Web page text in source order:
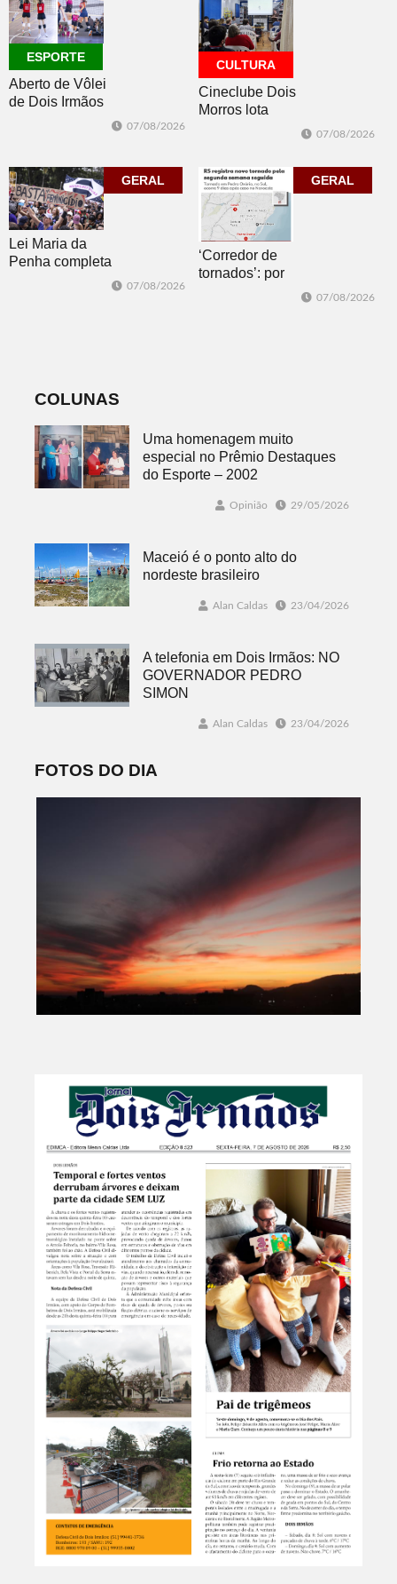
ESPORTE
Aberto de Vôlei
de Dois Irmãos
jogos
07/08/2026
CULTURA
Cineclube Dois
Morros lota
corpo que cai”
07/08/2026
GERAL
Lei Maria da
Penha completa
07/08/2026
GERAL
‘Corredor de
tornados’: por
07/08/2026
COLUNAS
Uma homenagem muito
especial no Prêmio Destaques
do Esporte – 2002
Opinião 29/05/2026
Maceió é o ponto alto do
nordeste brasileiro
Alan Caldas 23/04/2026
A telefonia em Dois Irmãos: NO
GOVERNADOR PEDRO
SIMON
Alan Caldas 23/04/2026
FOTOS DO DIA